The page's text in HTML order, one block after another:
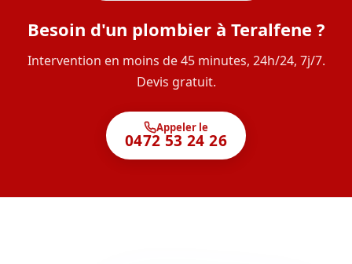
Besoin d'un plombier à Teralfene ?
Intervention en moins de 45 minutes, 24h/24, 7j/7.
Devis gratuit.
Appeler le
0472 53 24 26